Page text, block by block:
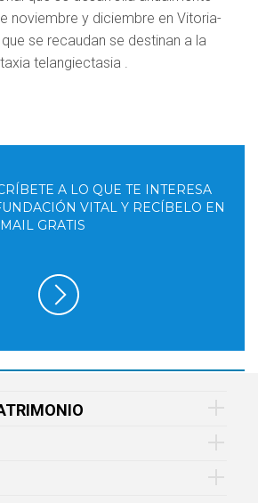
noviembre y diciembre en Vitoria-
se recaudan se destinan a la
telangiectasia .
A LO QUE TE INTERESA
VITAL Y RECÍBELO EN
GRATIS